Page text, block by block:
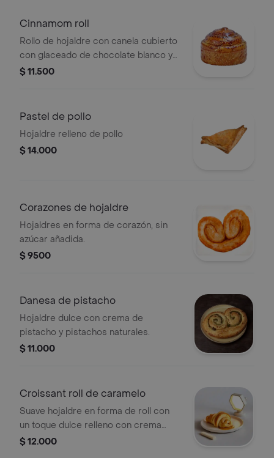
Cinnamom roll
Rollo de hojaldre con canela cubierto
con glaceado de chocolate blanco y
queso crema.
$ 11.500
Pastel de pollo
Hojaldre relleno de pollo
$ 14.000
Corazones de hojaldre
Hojaldres en forma de corazón, sin
azúcar añadida.
$ 9500
Danesa de pistacho
Hojaldre dulce con crema de
pistacho y pistachos naturales.
$ 11.000
Croissant roll de caramelo
Suave hojaldre en forma de roll con
un toque dulce relleno con crema
mouseline de caramelo
$ 12.000